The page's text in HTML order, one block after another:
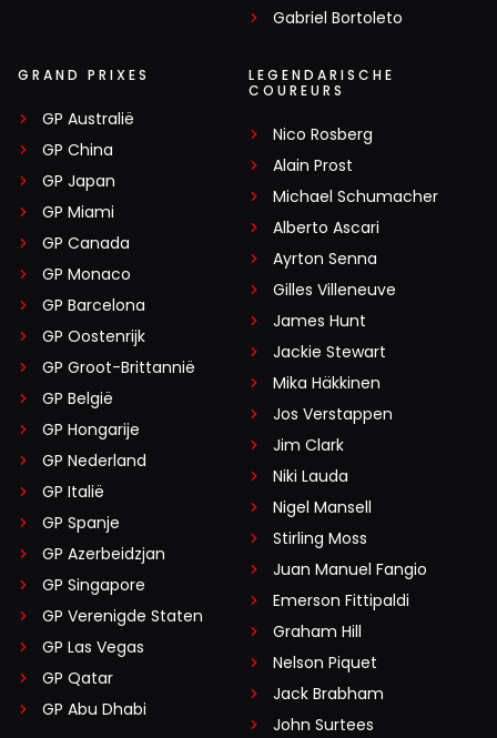
Gabriel Bortoleto
GRAND PRIXES
GP Australië
GP China
GP Japan
GP Miami
GP Canada
GP Monaco
GP Barcelona
GP Oostenrijk
GP Groot-Brittannië
GP België
GP Hongarije
GP Nederland
GP Italië
GP Spanje
GP Azerbeidzjan
GP Singapore
GP Verenigde Staten
GP Las Vegas
GP Qatar
GP Abu Dhabi
LEGENDARISCHE
COUREURS
Nico Rosberg
Alain Prost
Michael Schumacher
Alberto Ascari
Ayrton Senna
Gilles Villeneuve
James Hunt
Jackie Stewart
Mika Häkkinen
Jos Verstappen
Jim Clark
Niki Lauda
Nigel Mansell
Stirling Moss
Juan Manuel Fangio
Emerson Fittipaldi
Graham Hill
Nelson Piquet
Jack Brabham
John Surtees